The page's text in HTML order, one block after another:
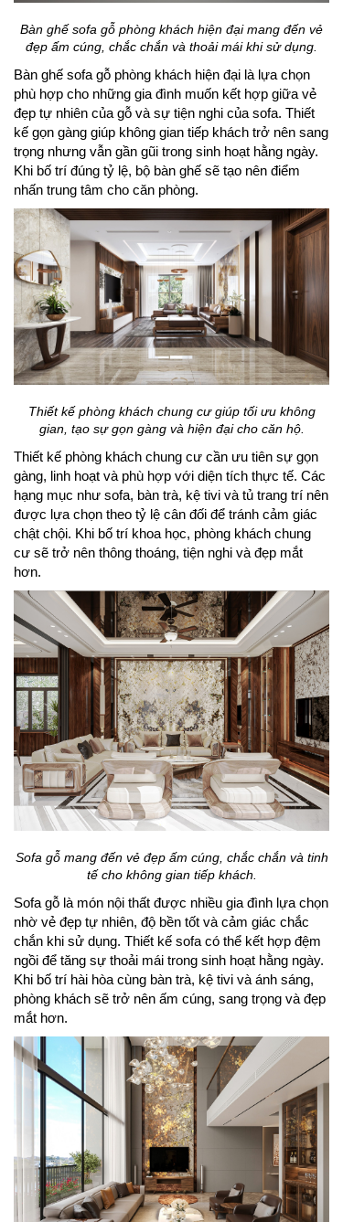
Bàn ghế sofa gỗ phòng khách hiện đại mang đến vẻ
đẹp ấm cúng, chắc chắn và thoải mái khi sử dụng.
Bàn ghế sofa gỗ phòng khách hiện đại là lựa chọn
phù hợp cho những gia đình muốn kết hợp giữa vẻ
đẹp tự nhiên của gỗ và sự tiện nghi của sofa. Thiết
kế gọn gàng giúp không gian tiếp khách trở nên sang
trọng nhưng vẫn gần gũi trong sinh hoạt hằng ngày.
Khi bố trí đúng tỷ lệ, bộ bàn ghế sẽ tạo nên điểm
nhấn trung tâm cho căn phòng.
Thiết kế phòng khách chung cư giúp tối ưu không
gian, tạo sự gọn gàng và hiện đại cho căn hộ.
Thiết kế phòng khách chung cư cần ưu tiên sự gọn
gàng, linh hoạt và phù hợp với diện tích thực tế. Các
hạng mục như sofa, bàn trà, kệ tivi và tủ trang trí nên
được lựa chọn theo tỷ lệ cân đối để tránh cảm giác
chật chội. Khi bố trí khoa học, phòng khách chung
cư sẽ trở nên thông thoáng, tiện nghi và đẹp mắt
hơn.
Sofa gỗ mang đến vẻ đẹp ấm cúng, chắc chắn và tinh
tế cho không gian tiếp khách.
Sofa gỗ là món nội thất được nhiều gia đình lựa chọn
nhờ vẻ đẹp tự nhiên, độ bền tốt và cảm giác chắc
chắn khi sử dụng. Thiết kế sofa có thể kết hợp đệm
ngồi để tăng sự thoải mái trong sinh hoạt hằng ngày.
Khi bố trí hài hòa cùng bàn trà, kệ tivi và ánh sáng,
phòng khách sẽ trở nên ấm cúng, sang trọng và đẹp
mắt hơn.